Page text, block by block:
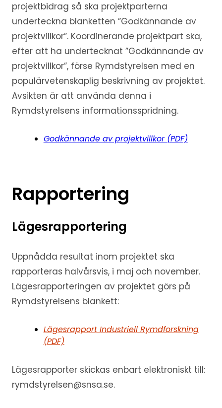
projektbidrag så ska projektparterna
underteckna blanketten ”Godkännande av
projektvillkor”. Koordinerande projektpart ska,
efter att ha undertecknat ”Godkännande av
projektvillkor”, förse Rymdstyrelsen med en
populärvetenskaplig beskrivning av projektet.
Avsikten är att använda denna i
Rymdstyrelsens informationsspridning.
Godkännande av projektvillkor (PDF)
Rapportering
Lägesrapportering
Uppnådda resultat inom projektet ska
rapporteras halvårsvis, i maj och november.
Lägesrapporteringen av projektet görs på
Rymdstyrelsens blankett:
Lägesrapport Industriell Rymdforskning
(PDF)
Lägesrapporter skickas enbart elektroniskt till:
rymdstyrelsen@snsa.se.